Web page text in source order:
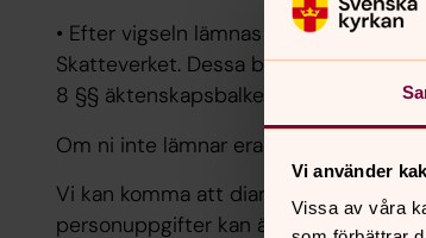
Vi använder
Vissa av våra
• Efter vigseln lämnas ett vigselbevis
Skatteverket. Dessa behandlingar
8 §§ äktenskapsbalken.
Om ni inte lämnar era personuppgifter
Vi kan komma att diarieföra
personuppgifter kan även komma att